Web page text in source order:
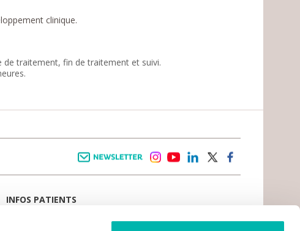
clinique.
de traitement, fin de traitement et suivi.
INFOS PATIENTS